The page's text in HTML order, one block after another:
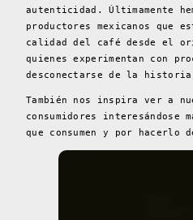
autenticidad. Últimamente
productores mexicanos que
calidad del café desde el
quienes experimentan con
desconectarse de la historia
También nos inspira ver a
consumidores
que consumen y por hacerlo